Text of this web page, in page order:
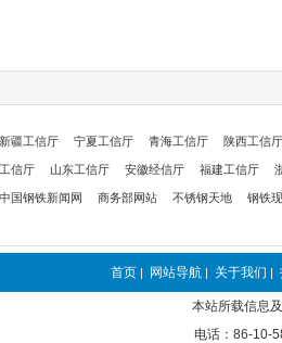
新疆工信厅 宁夏工信厅 青海工信厅 陕西工信厅
信厅 山东工信厅 安徽经信厅 福建工信厅
中国钢铁新闻网 商务部网站 不锈钢天地 钢铁
首页 | 网站导航 | 关于我们 |
本站所载信息
电话：86-10-